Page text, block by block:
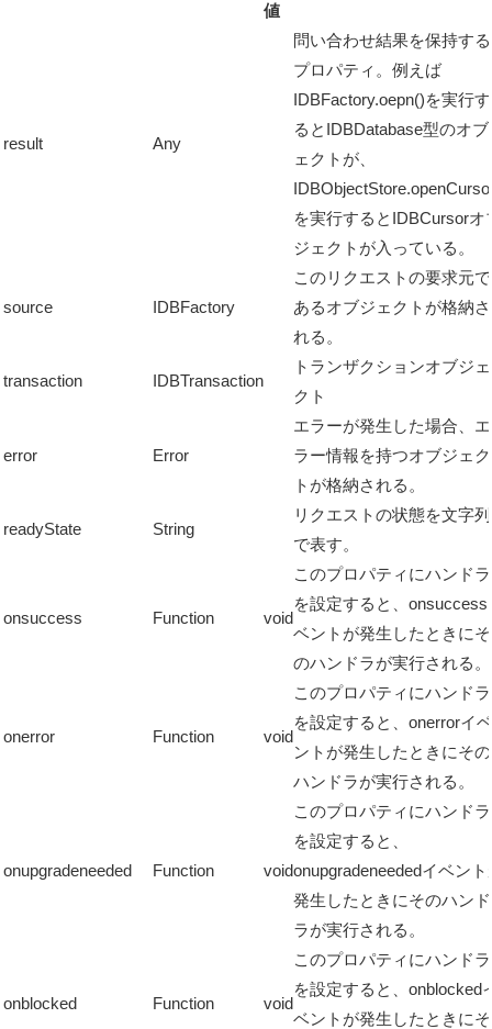
値
result Any
問い合わせ結果を保持する
プロパティ。例えば
IDBFactory.oepn()を実行す
るとIDBDatabase型のオ
ェクトが、
を実行するとIDBCursorオ
ジェクトが入っている。
source IDBFactory
このリクエストの要求元で
あるオブジェクトが格納さ
れる。
transaction IDBTransaction
トランザクションオブジェ
クト
error Error
エラーが発生した場合、エ
ラー情報を持つオブジェク
トが格納される。
readyState String
リクエストの状態を文字列
で表す。
onsuccess Function void
このプロパティにハンドラ
を設定すると、onsuccess
ベントが発生したときにそ
のハンドラが実行される。
onerror Function void
このプロパティにハンドラ
を設定すると、onerrorイベ
ントが発生したときにその
ハンドラが実行される。
onupgradeneeded Function void
このプロパティにハンドラ
を設定すると、
onupgradeneededイベント
発生したときにそのハンド
ラが実行される。
onblocked Function void
このプロパティにハンドラ
を設定すると、onblocked
ベントが発生したときにそ